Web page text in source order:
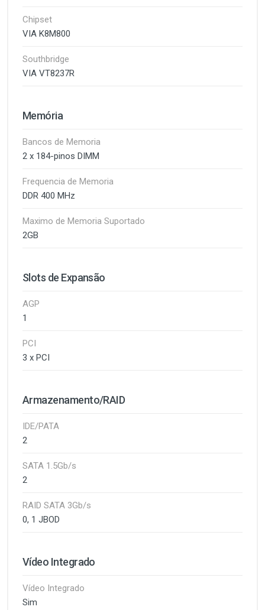
Chipset
VIA K8M800
Southbridge
VIA VT8237R
Memória
Bancos de Memoria
2 x 184-pinos DIMM
Frequencia de Memoria
DDR 400 MHz
Maximo de Memoria Suportado
2GB
Slots de Expansão
AGP
1
PCI
3 x PCI
Armazenamento/RAID
IDE/PATA
2
SATA 1.5Gb/s
2
RAID SATA 3Gb/s
0, 1 JBOD
Vídeo Integrado
Vídeo Integrado
Sim